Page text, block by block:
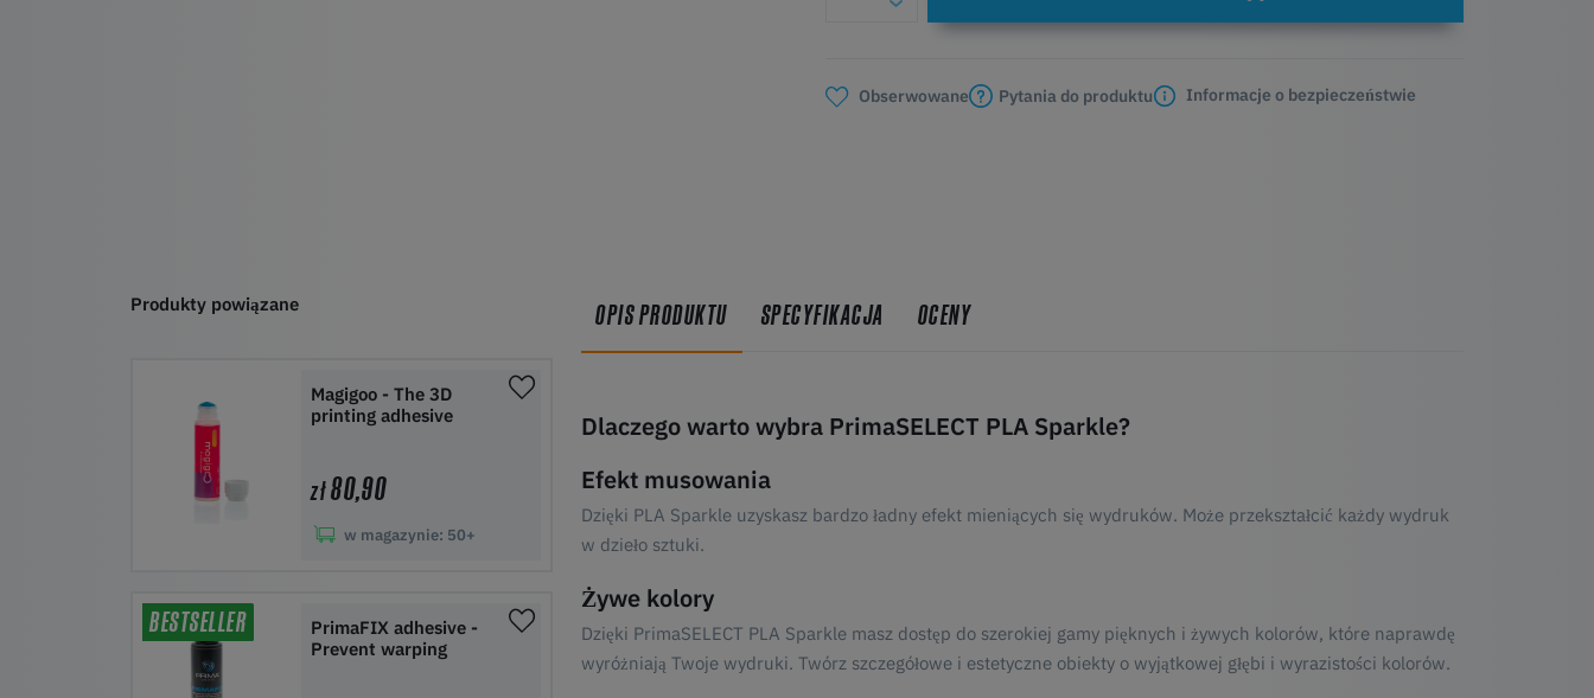
Obserwowane Pytania do produktu Informacje o bezpieczeństwie
OPIS PRODUKTU SPECYFIKACJA OCENY
Dlaczego warto wybra PrimaSELECT PLA Sparkle?
Efekt musowania
Dzięki PLA Sparkle uzyskasz bardzo ładny efekt mieniących się wydruków. Może przekształcić każdy wydruk
w dzieło sztuki.
Żywe kolory
Dzięki PrimaSELECT PLA Sparkle masz dostęp do szerokiej gamy pięknych i żywych kolorów, które naprawdę
wyróżniają Twoje wydruki. Twórz szczegółowe i estetyczne obiekty o wyjątkowej głębi i wyrazistości kolorów.
Produkty powiązane
Magigoo - The 3D
printing adhesive
zł80,90
w magazynie: 50+
BESTSELLER
PrimaFIX adhesive -
Prevent warping